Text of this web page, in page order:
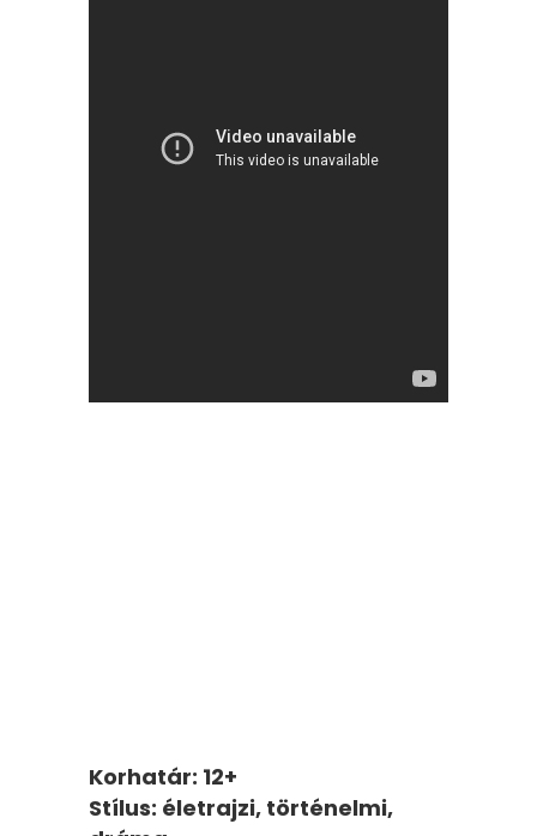
Korhatár: 12+
Stílus: életrajzi, történelmi,